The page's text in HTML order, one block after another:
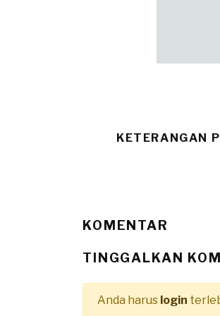
KETERANGAN
KOMENTAR
TINGGALKAN
Anda harus login